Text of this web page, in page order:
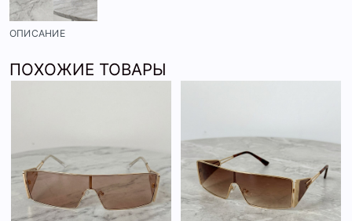
ОПИСАНИЕ
ПОХОЖИЕ ТОВАРЫ